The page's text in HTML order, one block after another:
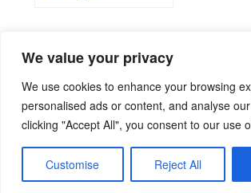
We value your privacy
We use cookies to enhance your browsing
personalised ads or content, and analyse
clicking "Accept All", you consent to our use
Customise Reject All
© All Rights Reserved by Bayerische
2024
Sicherheitsdienstleistungen nach §34a
Zusammenarbeit mit erfahrenen,
und durch uns überprüften Partnern
Partner: Detektei Rosenheim –